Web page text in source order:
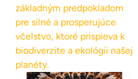
základným predpokladom
pre silné a prosperujúce
včelstvo, ktoré prispieva k
biodiverzite a ekológii našej
planéty.